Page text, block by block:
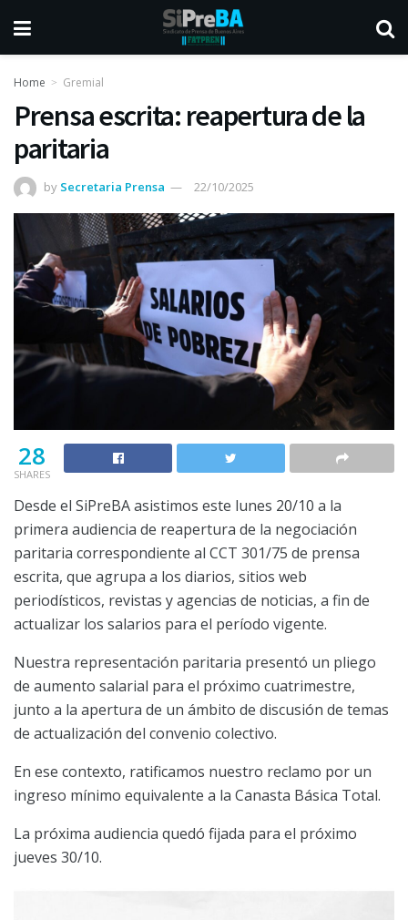
Home Gremial
Prensa escrita: reapertura de la
paritaria
by Secretaria Prensa 22/10/2025
28
SHARES
Desde el SiPreBA asistimos este lunes 20/10 a la
primera audiencia de reapertura de la negociación
paritaria correspondiente al CCT 301/75 de prensa
escrita, que agrupa a los diarios, sitios web
periodísticos, revistas y agencias de noticias, a fin de
actualizar los salarios para el período vigente.
Nuestra representación paritaria presentó un pliego
de aumento salarial para el próximo cuatrimestre,
junto a la apertura de un ámbito de discusión de temas
de actualización del convenio colectivo.
En ese contexto, ratificamos nuestro reclamo por un
ingreso mínimo equivalente a la Canasta Básica Total.
La próxima audiencia quedó fijada para el próximo
jueves 30/10.